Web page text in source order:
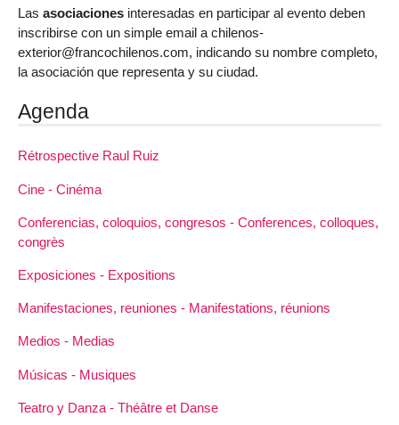
Las asociaciones interesadas en participar al evento deben
inscribirse con un simple email a chilenos-
exterior@francochilenos.com, indicando su nombre completo,
la asociación que representa y su ciudad.
Agenda
Rétrospective Raul Ruiz
Cine - Cinéma
Conferencias, coloquios, congresos - Conferences, colloques,
congrès
Exposiciones - Expositions
Manifestaciones, reuniones - Manifestations, réunions
Medios - Medias
Músicas - Musiques
Teatro y Danza - Théâtre et Danse